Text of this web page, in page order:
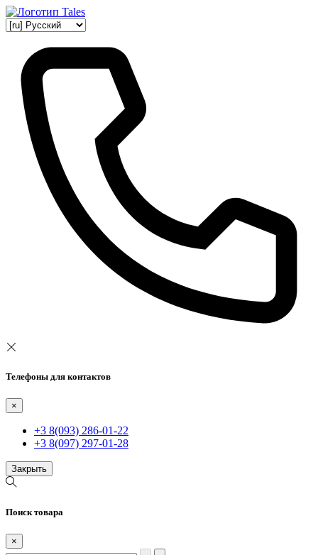
Телефоны для контактов
×
+3 8(093) 286-01-22
+3 8(097) 297-01-28
Закрыть
Поиск товара
×